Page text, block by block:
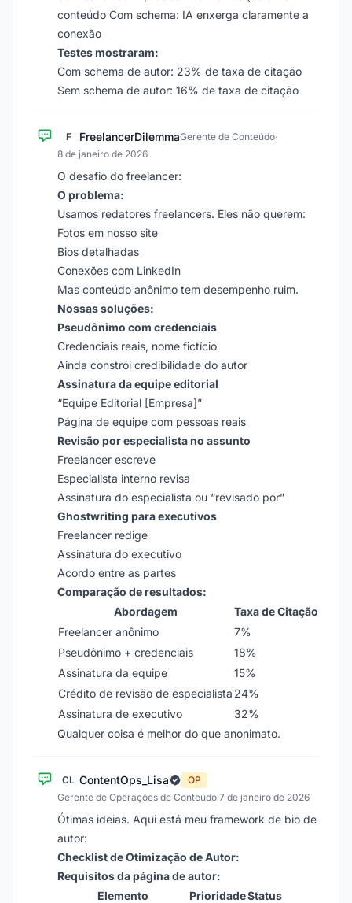
conteúdo Com schema: IA enxerga claramente a
conexão
Testes mostraram:
Com schema de autor: 23% de taxa de citação
Sem schema de autor: 16% de taxa de citação
F FreelancerDilemmaGerente de Conteúdo·
8 de janeiro de 2026
O desafio do freelancer:
O problema:
Usamos redatores freelancers. Eles não querem:
Fotos em nosso site
Bios detalhadas
Conexões com LinkedIn
Mas conteúdo anônimo tem desempenho ruim.
Nossas soluções:
Pseudônimo com credenciais
Credenciais reais, nome fictício
Ainda constrói credibilidade do autor
Assinatura da equipe editorial
“Equipe Editorial [Empresa]”
Página de equipe com pessoas reais
Revisão por especialista no assunto
Freelancer escreve
Especialista interno revisa
Assinatura do especialista ou “revisado por”
Ghostwriting para executivos
Freelancer redige
Assinatura do executivo
Acordo entre as partes
Comparação de resultados:
Abordagem
Taxa de Citação
Freelancer anônimo
7%
Pseudônimo + credenciais
18%
Assinatura da equipe
15%
Crédito de revisão de especialista 24%
Assinatura de executivo
32%
Qualquer coisa é melhor do que anonimato.
CL ContentOps_Lisa
OP
Gerente de Operações de Conteúdo·7 de janeiro de 2026
Ótimas ideias. Aqui está meu framework de bio de
autor:
Checklist de Otimização de Autor:
Requisitos da página de autor:
Elemento
PrioridadeStatus